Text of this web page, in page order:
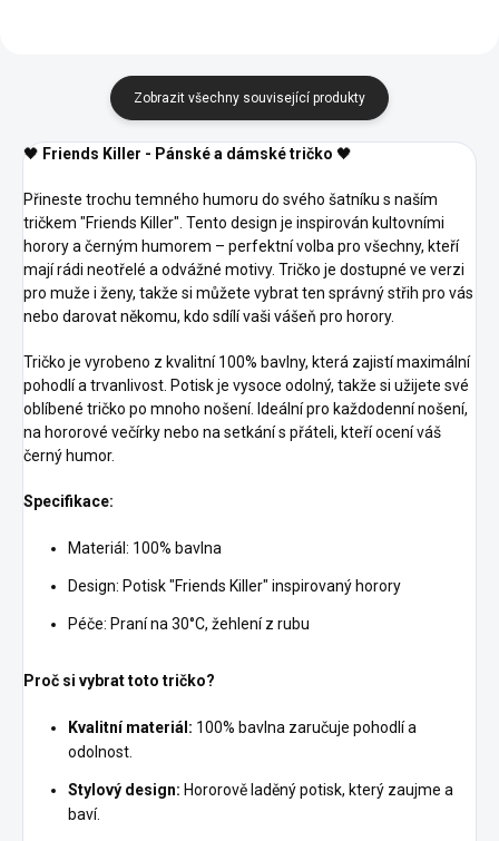
Zobrazit všechny související produkty
🖤 Friends Killer - Pánské a dámské tričko 🖤
Přineste trochu temného humoru do svého šatníku s naším
tričkem "Friends Killer". Tento design je inspirován kultovními
horory a černým humorem – perfektní volba pro všechny, kteří
mají rádi neotřelé a odvážné motivy. Tričko je dostupné ve verzi
pro muže i ženy, takže si můžete vybrat ten správný střih pro vás
nebo darovat někomu, kdo sdílí vaši vášeň pro horory.
Tričko je vyrobeno z kvalitní 100% bavlny, která zajistí maximální
pohodlí a trvanlivost. Potisk je vysoce odolný, takže si užijete své
oblíbené tričko po mnoho nošení. Ideální pro každodenní nošení,
na hororové večírky nebo na setkání s přáteli, kteří ocení váš
černý humor.
Specifikace:
Materiál: 100% bavlna
Design: Potisk "Friends Killer" inspirovaný horory
Péče: Praní na 30°C, žehlení z rubu
Proč si vybrat toto tričko?
Kvalitní materiál: 100% bavlna zaručuje pohodlí a
odolnost.
Stylový design: Hororově laděný potisk, který zaujme a
baví.